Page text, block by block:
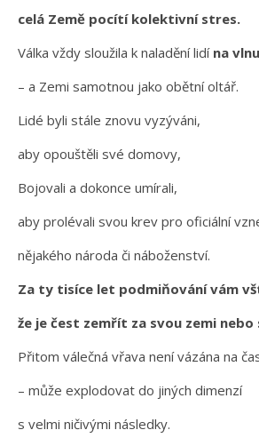
celá Země pocítí kolektivní stres.
Válka vždy sloužila k naladění lidí na
– a Zemi samotnou jako obětní oltář.
Lidé byli stále znovu vyzýváni,
aby opouštěli své domovy,
Bojovali a dokonce umírali,
aby prolévali svou krev pro oficiální
nějakého národa či náboženství.
Za ty tisíce let podmiňování vám
že je čest zemřít za svou zemi nebo
Přitom válečná vřava není vázána na
– může explodovat do jiných dimenzí
s velmi ničivými následky.